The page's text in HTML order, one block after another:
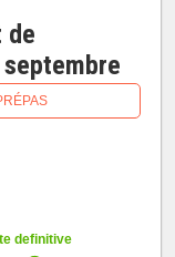
de
definitive